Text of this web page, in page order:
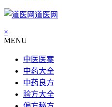
道医网
×
MENU
中医医案
中药大全
中药良方
验方大全